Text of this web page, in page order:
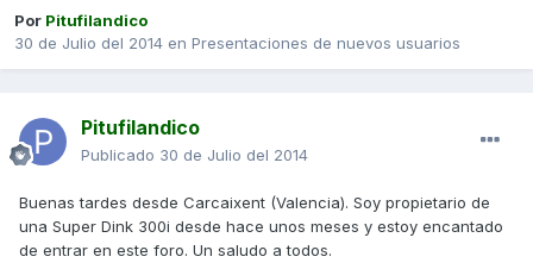
Por Pitufilandico
30 de Julio del 2014 en Presentaciones de nuevos usuarios
Pitufilandico
Publicado 30 de Julio del 2014
Buenas tardes desde Carcaixent (Valencia). Soy propietario de
una Super Dink 300i desde hace unos meses y estoy encantado
de entrar en este foro. Un saludo a todos.